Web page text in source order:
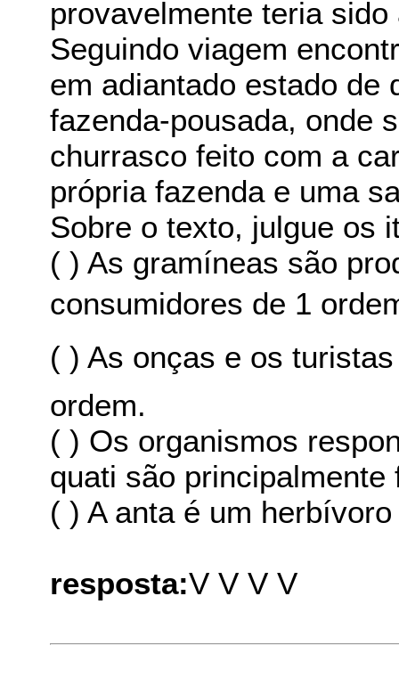
provavelmente teria
Seguindo viagem
em adiantado estado de
fazenda-pousada, onde
churrasco feito com a
própria fazenda e uma
Sobre o texto, julgue os
( ) As gramíneas são
consumidores de 1
( ) As onças e os
ordem.
( ) Os organismos
quati são
( ) A anta é um
resposta:V V V V